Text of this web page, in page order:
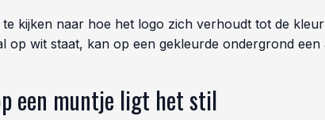
kijken naar hoe het logo zich verhoudt tot de
wit staat, kan op een gekleurde ondergrond
een muntje ligt het stil